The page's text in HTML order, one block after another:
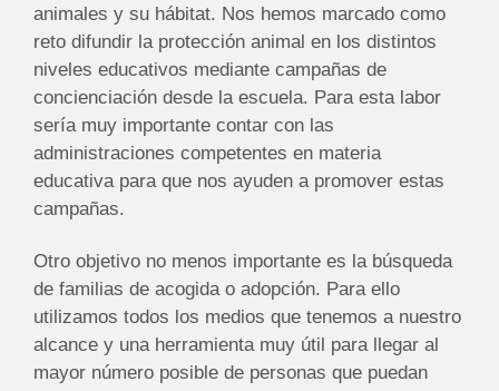
animales y su hábitat. Nos hemos marcado como
reto difundir la protección animal en los distintos
niveles educativos mediante campañas de
concienciación desde la escuela. Para esta labor
sería muy importante contar con las
administraciones competentes en materia
educativa para que nos ayuden a promover estas
campañas.
Otro objetivo no menos importante es la búsqueda
de familias de acogida o adopción. Para ello
utilizamos todos los medios que tenemos a nuestro
alcance y una herramienta muy útil para llegar al
mayor número posible de personas que puedan